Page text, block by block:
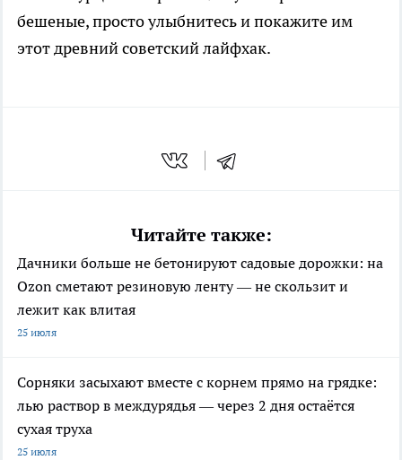
бешеные, просто улыбнитесь и покажите им
этот древний советский лайфхак.
Читайте также:
Дачники больше не бетонируют садовые дорожки: на
Ozon сметают резиновую ленту — не скользит и
лежит как влитая
25 июля
Сорняки засыхают вместе с корнем прямо на грядке:
лью раствор в междурядья — через 2 дня остаётся
сухая труха
25 июля